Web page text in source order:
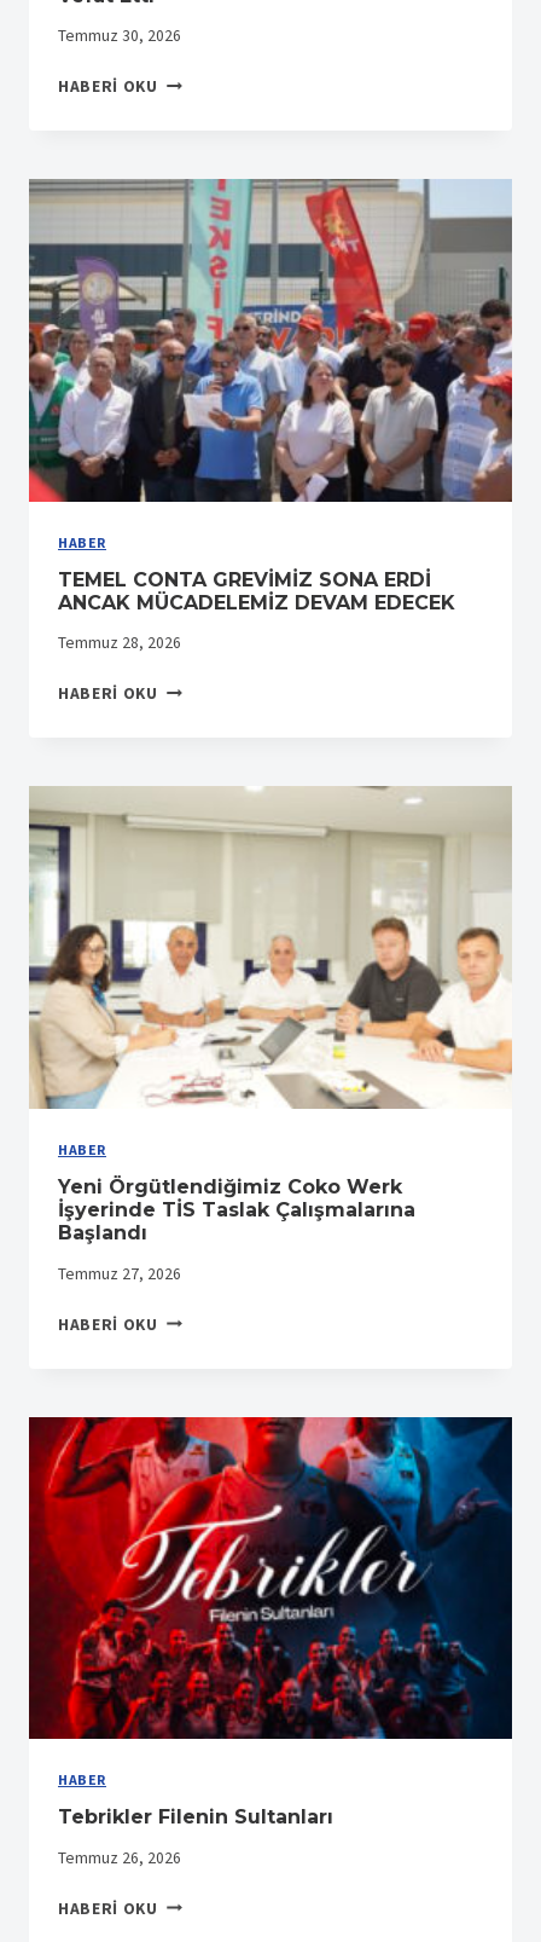
Temmuz 30, 2026
HABERI OKU TPIC
DIREK
VEFAT
HABER
TEMEL CONTA GREVİMİZ SONA ERDİ
ANCAK MÜCADELEMİZ DEVAM EDECEK
Temmuz 28, 2026
HABERI OKU TEMEL
ERDİ
ANCAK
MÜCADELEMİZ
HABER
Yeni Örgütlendiğimiz Coko Werk
İşyerinde TİS Taslak Çalışmalarına
Başlandı
Temmuz 27, 2026
HABERI OKU YENI
İŞYERINDE
TİS
TASLAK
ÇALIŞMALARINA
BAŞLANDI
HABER
Tebrikler Filenin Sultanları
Temmuz 26, 2026
HABERI OKU TEBRIKLER